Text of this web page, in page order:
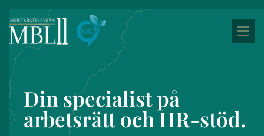
Din specialist på
arbetsrätt och HR-stöd.